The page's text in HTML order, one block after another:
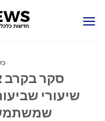
סקר בקרב
שיעורי